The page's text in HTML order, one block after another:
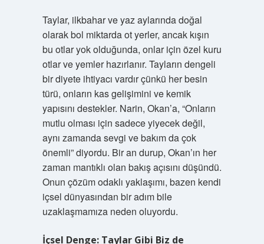
Taylar, ilkbahar ve yaz aylarında doğal
olarak bol miktarda ot yerler, ancak kışın
bu otlar yok olduğunda, onlar için özel kuru
otlar ve yemler hazırlanır. Tayların dengeli
bir diyete ihtiyacı vardır çünkü her besin
türü, onların kas gelişimini ve kemik
yapısını destekler. Narin, Okan’a, “Onların
mutlu olması için sadece yiyecek değil,
aynı zamanda sevgi ve bakım da çok
önemli” diyordu. Bir an durup, Okan’ın her
zaman mantıklı olan bakış açısını düşündü.
Onun çözüm odaklı yaklaşımı, bazen kendi
içsel dünyasından bir adım bile
uzaklaşmamıza neden oluyordu.
İçsel Denge: Taylar Gibi Biz de